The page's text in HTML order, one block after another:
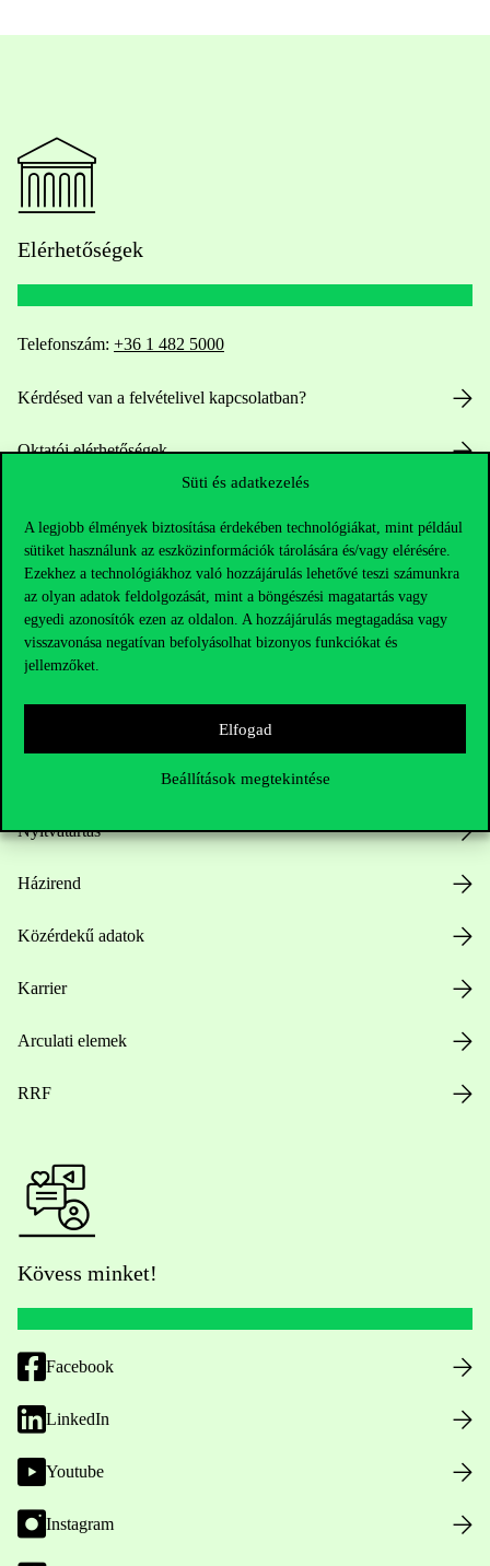
Süti és adatkezelés
A legjobb élmények biztosítása érdekében technológiákat, mint például
sütiket használunk az eszközinformációk tárolására és/vagy elérésére.
Ezekhez a technológiákhoz való hozzájárulás lehetővé teszi számunkra
az olyan adatok feldolgozását, mint a böngészési magatartás vagy
egyedi azonosítók ezen az oldalon. A hozzájárulás megtagadása vagy
visszavonása negatívan befolyásolhat bizonyos funkciókat és
jellemzőket.
Elfogad
Beállítások megtekintése
Elérhetőségek
Telefonszám: +36 1 482 5000
Kérdésed van a felvételivel kapcsolatban?
Oktatói elérhetőségek
Sajtó:press@uni-corvinus.hu
Nyitvatartás
Házirend
Közérdekű adatok
Karrier
Arculati elemek
RRF
Kövess minket!
Facebook
LinkedIn
Youtube
Instagram